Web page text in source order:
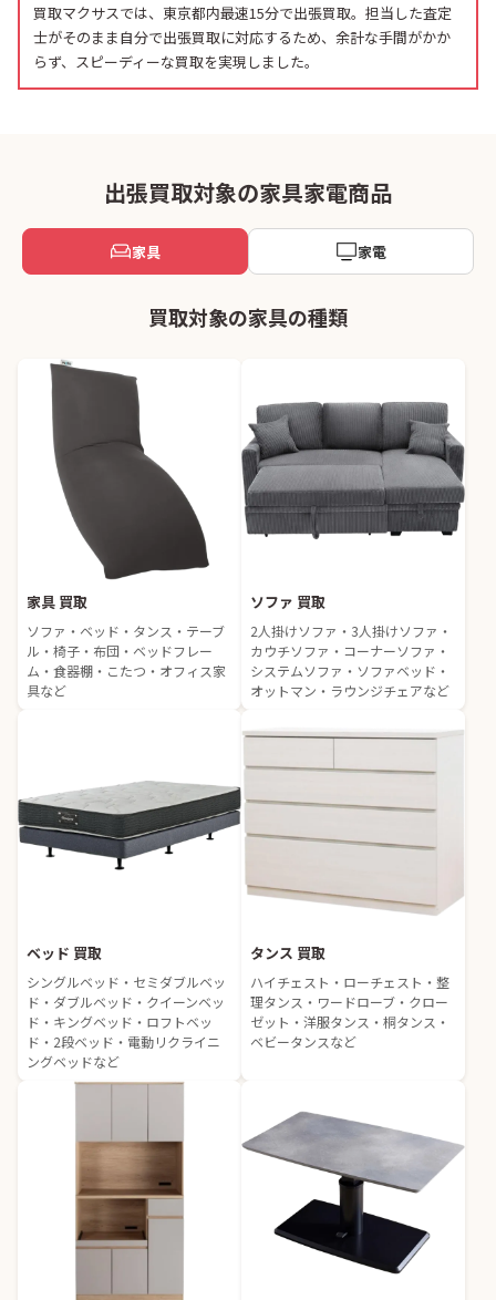
買取マクサスでは、東京都内最速15分で出張買取。担当した査定
士がそのまま自分で出張買取に対応するため、余計な手間がかか
らず、スピーディーな買取を実現しました。
出張買取対象の家具家電商品
家具 家電
買取対象の家具の種類
家具 買取
ソファ・ベッド・タンス・テーブ
ル・椅子・布団・ベッドフレー
ム・食器棚・こたつ・オフィス家
具など
ソファ 買取
2人掛けソファ・3人掛けソファ・
カウチソファ・コーナーソファ・
システムソファ・ソファベッド・
オットマン・ラウンジチェアなど
ベッド 買取
シングルベッド・セミダブルベッ
ド・ダブルベッド・クイーンベッ
ド・キングベッド・ロフトベッ
ド・2段ベッド・電動リクライニ
ングベッドなど
タンス 買取
ハイチェスト・ローチェスト・整
理タンス・ワードローブ・クロー
ゼット・洋服タンス・桐タンス・
ベビータンスなど